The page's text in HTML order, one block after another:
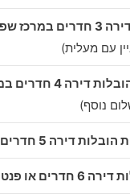
שפירא
עם מעלית)
חדרים במרכז שפירא
נוסף)
5 חדרים במרכז שפירא
במרכז שפירא